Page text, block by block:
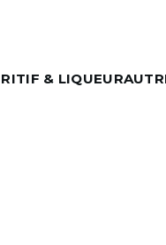
& LIQUEUR